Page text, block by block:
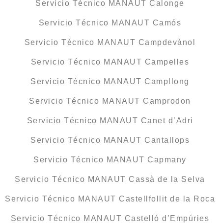
Servicio Técnico MANAUT Calonge
Servicio Técnico MANAUT Camós
Servicio Técnico MANAUT Campdevànol
Servicio Técnico MANAUT Campelles
Servicio Técnico MANAUT Campllong
Servicio Técnico MANAUT Camprodon
Servicio Técnico MANAUT Canet d’Adri
Servicio Técnico MANAUT Cantallops
Servicio Técnico MANAUT Capmany
Servicio Técnico MANAUT Cassà de la Selva
Servicio Técnico MANAUT Castellfollit de la Roca
Servicio Técnico MANAUT Castelló d’Empúries